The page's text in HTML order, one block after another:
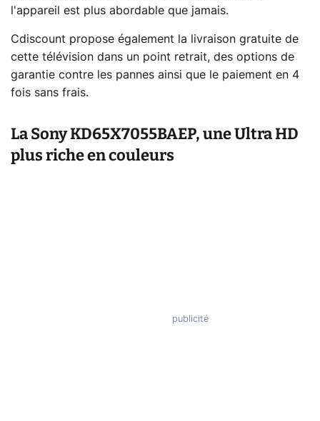
l'appareil est plus abordable que jamais.
Cdiscount propose également la livraison gratuite de
cette télévision dans un point retrait, des options de
garantie contre les pannes ainsi que le paiement en 4
fois sans frais.
La Sony KD65X7055BAEP, une Ultra HD
plus riche en couleurs